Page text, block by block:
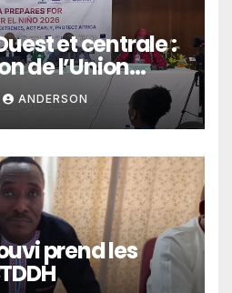
et centrale :
de l’Union
renforcer
services
les
ANDERSON
prend les